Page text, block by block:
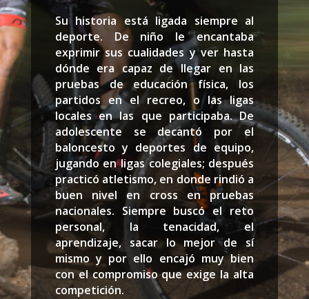
Su historia está ligada siempre al
deporte. De niño le encantaba
exprimir sus cualidades y ver hasta
dónde era capaz de llegar en las
pruebas de educación física, los
partidos en el recreo, o las ligas
locales en las que participaba. De
adolescente se decantó por el
baloncesto y deportes de equipo,
jugando en ligas colegiales; después
practicó atletismo, en donde rindió a
buen nivel en cross en pruebas
nacionales. Siempre buscó el reto
personal, la tenacidad, el
aprendizaje, sacar lo mejor de sí
mismo y por ello encajó muy bien
con el compromiso que exige la alta
competición.